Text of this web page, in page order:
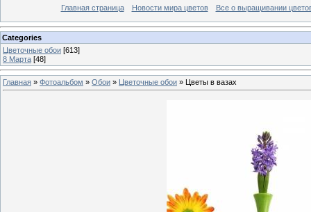
Главная страница Новости мира цветов Все о выращивании
Categories
Цветочные обои [613]
8 Марта [48]
Главная » Фотоальбом » Обои » Цветочные обои » Цветы в вазах